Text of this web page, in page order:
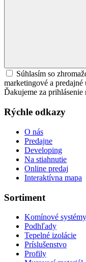
Súhlasím so
marketingové a predajné
Ďakujeme za
Rýchle odkazy
O nás
Predajne
Developing
Na stiahnutie
Online predaj
Interaktívna mapa
Sortiment
Komínové systémy
Podhľady
Tepelné izolácie
Príslušenstvo
Profily